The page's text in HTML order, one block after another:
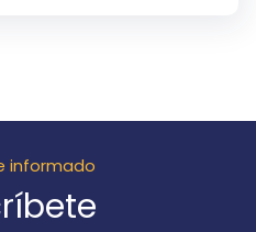
informado